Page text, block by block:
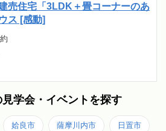
売住宅「3LDK＋畳コーナーのあ
ス [感動]
学会・イベントを探す
姶良市 薩摩川内市 日置市